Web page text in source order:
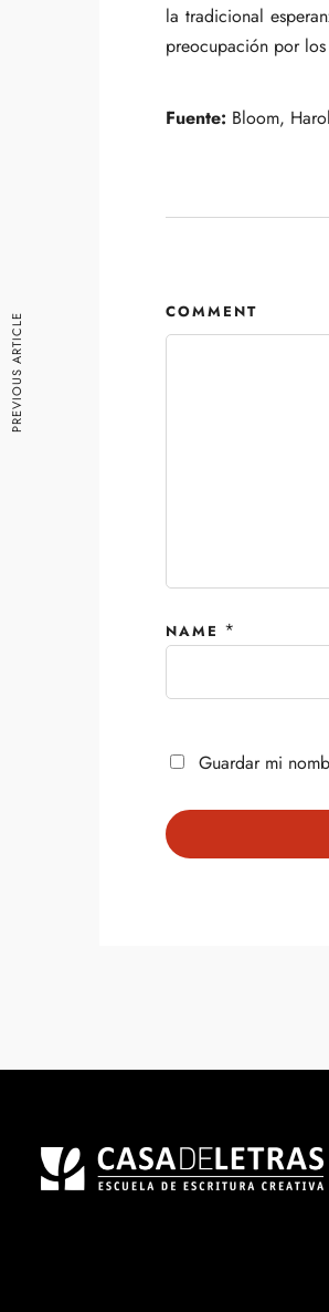
la tradicional
preocupación por
Fuente: Bloom,
COMMENT
NAME *
Guardar mi
PREVIOUS ARTICLE